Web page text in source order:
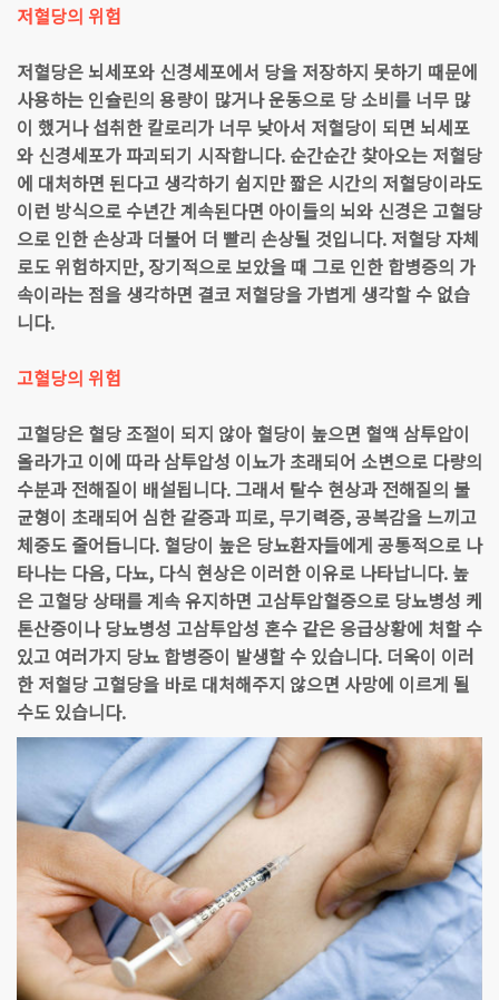
저혈당의 위험
저혈당은 뇌세포와 신경세포에서 당을 저장하지 못하기 때문에
사용하는 인슐린의 용량이 많거나 운동으로 당 소비를 너무 많
이 했거나 섭취한 칼로리가 너무 낮아서 저혈당이 되면 뇌세포
와 신경세포가 파괴되기 시작합니다. 순간순간 찾아오는 저혈당
에 대처하면 된다고 생각하기 쉽지만 짧은 시간의 저혈당이라도
이런 방식으로 수년간 계속된다면 아이들의 뇌와 신경은 고혈당
으로 인한 손상과 더불어 더 빨리 손상될 것입니다. 저혈당 자체
로도 위험하지만, 장기적으로 보았을 때 그로 인한 합병증의 가
속이라는 점을 생각하면 결코 저혈당을 가볍게 생각할 수 없습
니다.
고혈당의 위험
고혈당은 혈당 조절이 되지 않아 혈당이 높으면 혈액 삼투압이
올라가고 이에 따라 삼투압성 이뇨가 초래되어 소변으로 다량의
수분과 전해질이 배설됩니다. 그래서 탈수 현상과 전해질의 불
균형이 초래되어 심한 갈증과 피로, 무기력증, 공복감을 느끼고
체중도 줄어듭니다. 혈당이 높은 당뇨환자들에게 공통적으로 나
타나는 다음, 다뇨, 다식 현상은 이러한 이유로 나타납니다. 높
은 고혈당 상태를 계속 유지하면 고삼투압혈증으로 당뇨병성 케
톤산증이나 당뇨병성 고삼투압성 혼수 같은 응급상황에 처할 수
있고 여러가지 당뇨 합병증이 발생할 수 있습니다. 더욱이 이러
한 저혈당 고혈당을 바로 대처해주지 않으면 사망에 이르게 될
수도 있습니다.